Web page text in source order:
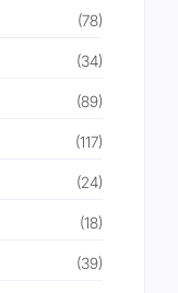
(78)
(34)
(89)
(117)
(24)
(18)
(39)